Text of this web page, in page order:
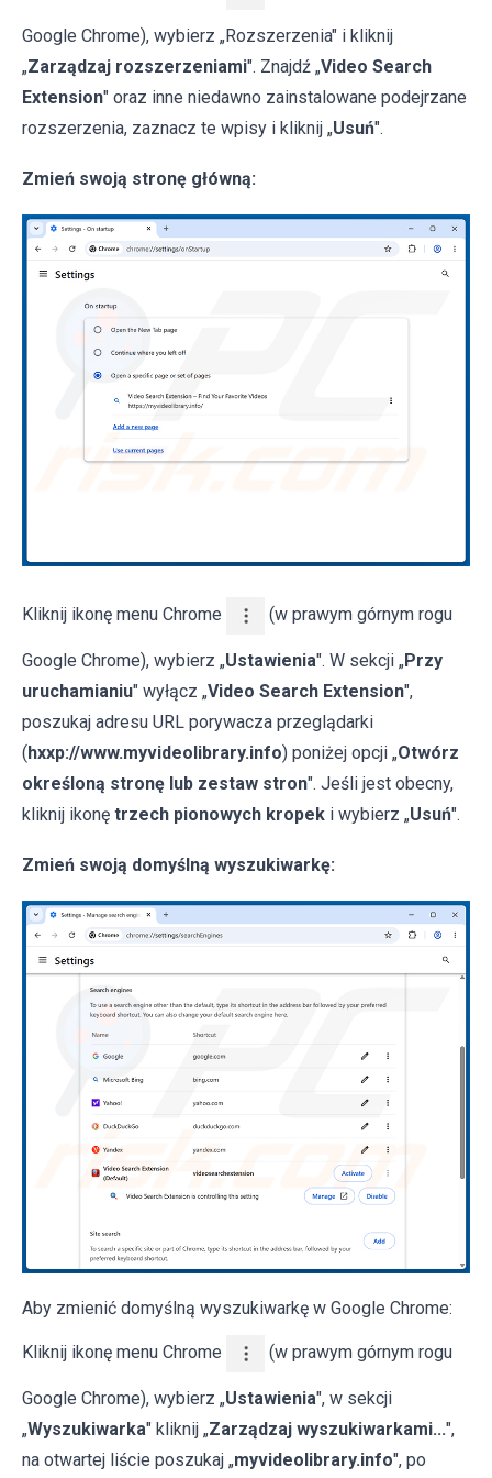
Google Chrome), wybierz „Rozszerzenia" i kliknij
„Zarządzaj rozszerzeniami". Znajdź „Video Search
Extension" oraz inne niedawno zainstalowane podejrzane
rozszerzenia, zaznacz te wpisy i kliknij „Usuń".
Zmień swoją stronę główną:
Kliknij ikonę menu Chrome (w prawym górnym rogu
Google Chrome), wybierz „Ustawienia". W sekcji „Przy
uruchamianiu" wyłącz „Video Search Extension",
poszukaj adresu URL porywacza przeglądarki
(hxxp://www.myvideolibrary.info) poniżej opcji „Otwórz
określoną stronę lub zestaw stron". Jeśli jest obecny,
kliknij ikonę trzech pionowych kropek i wybierz „Usuń".
Zmień swoją domyślną wyszukiwarkę:
Aby zmienić domyślną wyszukiwarkę w Google Chrome:
Kliknij ikonę menu Chrome (w prawym górnym rogu
Google Chrome), wybierz „Ustawienia", w sekcji
„Wyszukiwarka" kliknij „Zarządzaj wyszukiwarkami...",
na otwartej liście poszukaj „myvideolibrary.info", po